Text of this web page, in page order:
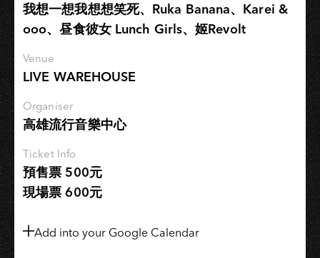
開
箱
VJ
培
訓
畫
我想一想我想想笑死、Ruka Banana、Karei &
ooo、昼食彼女 Lunch Girls、姬Revolt
Venue
LIVE WAREHOUSE
Organiser
高雄流行音樂中心
Ticket Info
預售票 500元
現場票 600元
Add into your Google Calendar